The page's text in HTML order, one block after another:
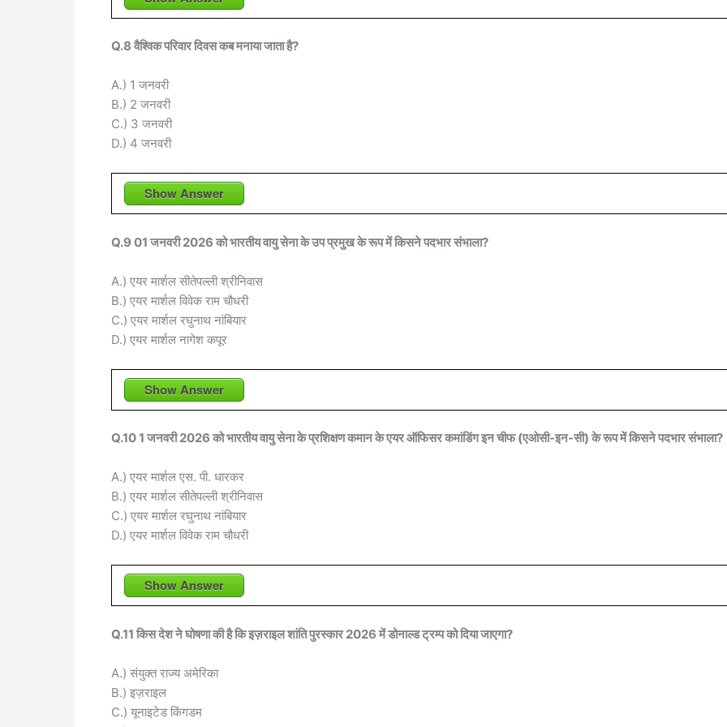
Q.8 वैश्विक परिवार दिवस कब मनाया जाता है?
A.) 1 जनवरी
B.) 2 जनवरी
C.) 3 जनवरी
D.) 4 जनवरी
Show Answer
Q.9 01 जनवरी 2026 को भारतीय वायु सेना के उप प्रमुख के रूप में किसने पदभार संभाला?
A.) एयर मार्शल सीतेपल्ली श्रीनिवास
B.) एयर मार्शल विवेक राम चौधरी
C.) एयर मार्शल रघुनाथ नांबियार
D.) एयर मार्शल नागेश कपूर
Show Answer
Q.10 1 जनवरी 2026 को भारतीय वायु सेना के प्रशिक्षण कमान के एयर ऑफिसर कमांडिंग इन चीफ (एओसी-इन-सी) के रूप में किसने पदभार संभाला?
A.) एयर मार्शल एस. पी. धारकर
B.) एयर मार्शल सीतेपल्ली श्रीनिवास
C.) एयर मार्शल रघुनाथ नांबियार
D.) एयर मार्शल विवेक राम चौधरी
Show Answer
Q.11 किस देश ने घोषणा की है कि इज़राइल शांति पुरस्कार 2026 में डोनाल्ड ट्रम्प को दिया जाएगा?
A.) संयुक्त राज्य अमेरिका
B.) इज़राइल
C.) यूनाइटेड किंगडम